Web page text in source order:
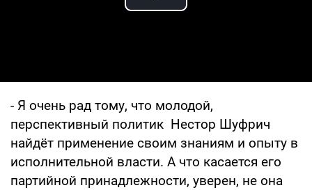
Play Video
- Я очень рад тому, что молодой,
перспективный политик Нестор Шуфрич
найдёт применение своим знаниям и опыту в
исполнительной власти. А что касается его
партийной принадлежности, уверен, не она